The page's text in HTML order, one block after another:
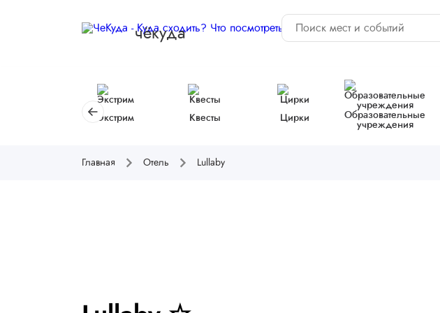
чёкуда
Экстрим Квесты Цирки
Образовательные
учреждения
Главная Отель Lullaby